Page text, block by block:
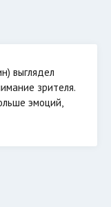
выглядел
зрителя.
эмоций,